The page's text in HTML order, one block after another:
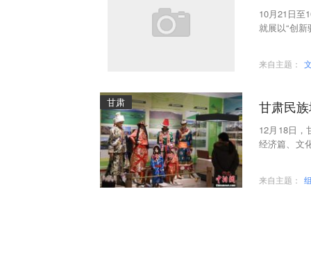
10月21日至
就展以“创
来自主题：
甘肃 甘肃民
12月18日，
经济篇、文
来自主题：